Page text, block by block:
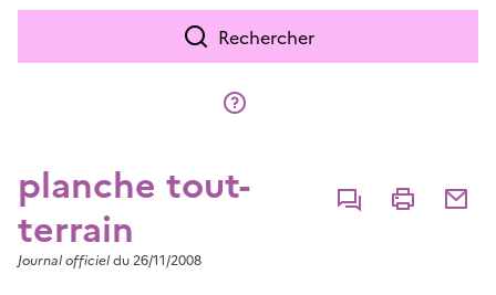
Rechercher
planche tout-
terrain
CommenterImprimer
Journal officieldu 26/11/2008